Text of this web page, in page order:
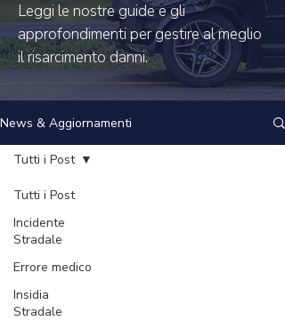
Leggi le nostre guide e gli
approfondimenti per gestire al meglio
il risarcimento danni.
News & Aggiornamenti
Tutti i Post
Incidente
Stradale
Errore medico
Insidia
Stradale
Tutti i Post